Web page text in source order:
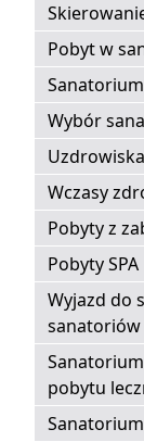
Pobyt w
Wybór
Uzdrowiska
Wczasy
Pobyty z
Pobyty SPA
Wyjazd do
sanatoriów
pobytu